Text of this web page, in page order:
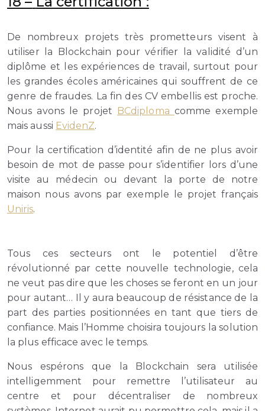
De nombreux projets très prometteurs visent à
utiliser la Blockchain pour vérifier la validité d’un
diplôme et les expériences de travail, surtout pour
les grandes écoles américaines qui souffrent de ce
genre de fraudes. La fin des CV embellis est proche.
Nous avons le projet
BCdiploma comme exemple
mais aussi EvidenZ.
Pour la certification d’identité afin de ne plus avoir
besoin de mot de passe pour s’identifier lors d’une
visite au médecin ou devant la porte de notre
maison nous avons par exemple le projet français
Uniris.
Tous ces secteurs ont le potentiel d’être
révolutionné par cette nouvelle technologie, cela
ne veut pas dire que les choses se feront en un jour
pour autant… Il y aura beaucoup de résistance de la
part des parties positionnées en tant que tiers de
confiance. Mais l’Homme choisira toujours la solution
la plus efficace avec le temps.
Nous espérons que la Blockchain sera utilisée
intelligemment pour remettre l’utilisateur au
centre et pour décentraliser de nombreux